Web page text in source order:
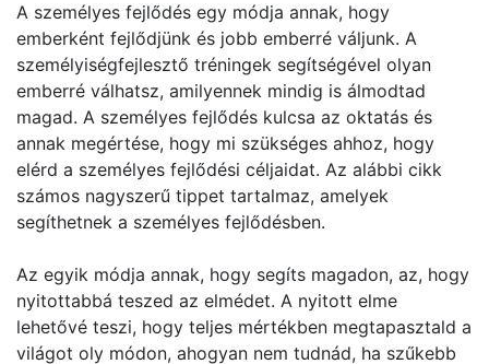
A személyes fejlődés egy módja annak, hogy
emberként fejlődjünk és jobb emberré váljunk. A
személyiségfejlesztő tréningek segítségével olyan
emberré válhatsz, amilyennek mindig is álmodtad
magad. A személyes fejlődés kulcsa az oktatás és
annak megértése, hogy mi szükséges ahhoz, hogy
elérd a személyes fejlődési céljaidat. Az alábbi cikk
számos nagyszerű tippet tartalmaz, amelyek
segíthetnek a személyes fejlődésben.
Az egyik módja annak, hogy segíts magadon, az, hogy
nyitottabbá teszed az elmédet. A nyitott elme
lehetővé teszi, hogy teljes mértékben megtapasztald a
világot oly módon, ahogyan nem tudnád, ha szűkebb